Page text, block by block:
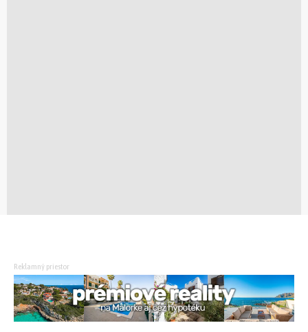
Reklamný priestor